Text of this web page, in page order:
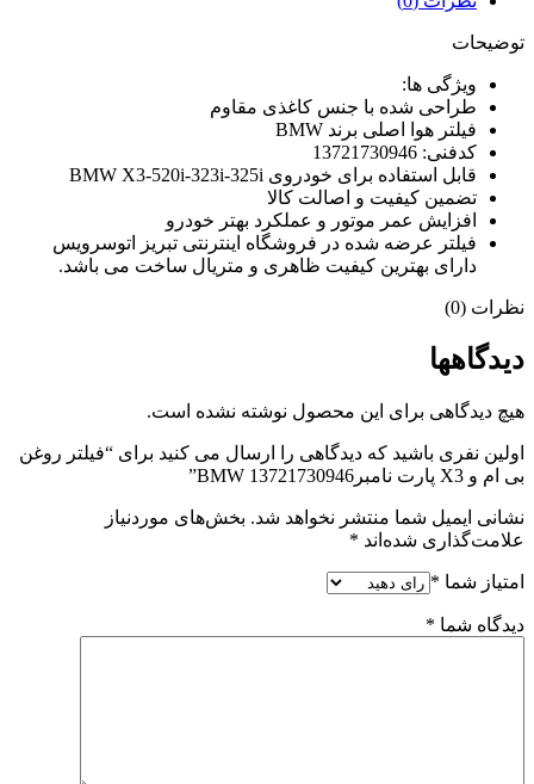
توضیحات
ویژگی ها:
طراحی شده با جنس کاغذی مقاوم
فیلتر هوا اصلی برند BMW
کدفنی: 13721730946
قابل استفاده برای خودروی BMW X3-520i-323i-325i
تضمین کیفیت و اصالت کالا
افزایش عمر موتور و عملکرد بهتر خودرو
فیلتر عرضه شده در فروشگاه اینترنتی تبریز اتوسرویس
دارای بهترین کیفیت ظاهری و متریال ساخت می باشد.
نظرات (0)
دیدگاهها
هیچ دیدگاهی برای این محصول نوشته نشده است.
اولین نفری باشید که دیدگاهی را ارسال می کنید برای “فیلتر روغن
بی ام و X3 پارت نامبرBMW 13721730946”
نشانی ایمیل شما منتشر نخواهد شد. بخش‌های موردنیاز
علامت‌گذاری شده‌اند *
امتیاز شما *
دیدگاه شما *